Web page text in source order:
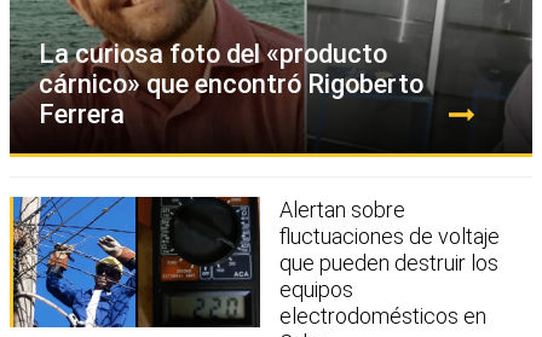
La curiosa foto del «producto
cárnico» que encontró Rigoberto
Ferrera
Alertan sobre
fluctuaciones de voltaje
que pueden destruir los
equipos
electrodomésticos en